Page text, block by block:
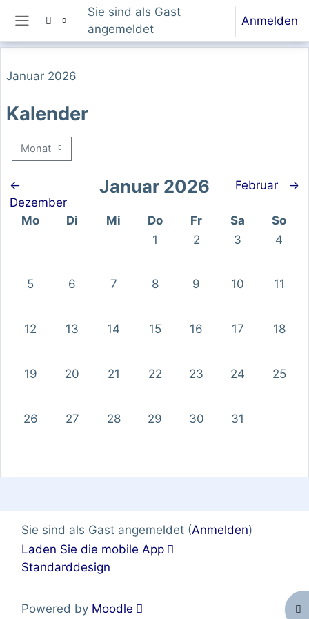
Zum Hauptinhalt
Website-Übersicht
Sie sind als Gast
angemeldet
Anmelden
Januar 2026
Kalender
Monat
←
Dezember
Januar 2026 Februar →
Montag
Mo Dienstag
Di Mittwoch
Mi Donnerstag
Do Freitag
Fr Samstag
Sa
So
Keine Termine, Donnerstag,
1 Keine Termine,
2 Keine
3 Keine
4
Keine Termine, Montag, 5. Januar
5 Keine Termine, Dienstag, 6. Januar
6 Keine Termine, Mittwoch, 7. Januar
7 Keine Termine, Donnerstag,
8 Keine Termine,
9 Keine
10 Keine
11
Keine Termine, Montag, 12. Januar
12 Keine Termine, Dienstag, 13. Januar
13 Keine Termine, Mittwoch, 14. Januar
14 Keine Termine, Donnerstag,
15 Keine Termine,
16 Keine
17 Keine
18
Keine Termine, Montag, 19. Januar
19 Keine Termine, Dienstag, 20. Januar
20 Keine Termine, Mittwoch, 21. Januar
21 Keine Termine, Donnerstag,
22 Keine Termine,
23 Keine
24 Keine
25
Keine Termine, Montag, 26. Januar
26 Keine Termine, Dienstag, 27. Januar
27 Keine Termine, Mittwoch, 28. Januar
28 Keine Termine, Donnerstag,
29 Keine Termine,
30 Keine
31
Sie sind als Gast angemeldet (Anmelden)
Laden Sie die mobile App
Standarddesign
Powered by Moodle